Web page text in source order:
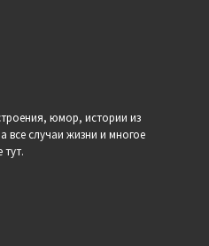
юмор, истории из
все случаи жизни и многое
тут.